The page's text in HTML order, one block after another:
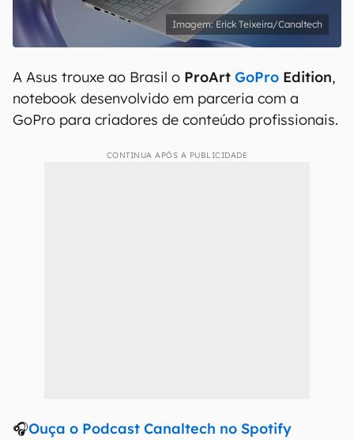
Erick Teixeira/Canaltech
A Asus trouxe ao Brasil o ProArt GoPro Edition,
notebook desenvolvido em parceria com a
GoPro para criadores de conteúdo profissionais.
CONTINUA APÓS A PUBLICIDADE
🎧Ouça o Podcast Canaltech no Spotify